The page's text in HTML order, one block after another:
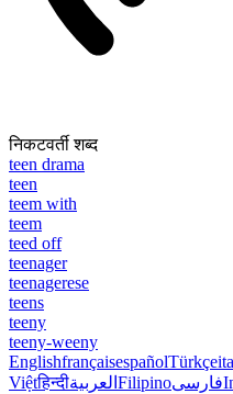
निकटवर्ती शब्द
teen drama
teen
teem with
teem
teed off
teenager
teenagerese
teens
teeny
teeny-weeny
EnglishfrançaisespañolTürkçe
Việtहिन्दीالعربية Filipinoفارسی